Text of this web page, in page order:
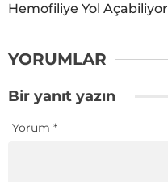
Hemofiliye Yol Açabiliyor
YORUMLAR
Bir yanıt yazın
Yorum *